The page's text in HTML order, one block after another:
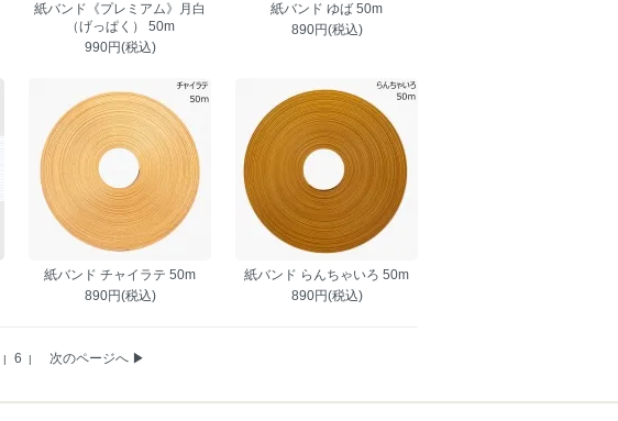
紙バンド《プレミアム》月白
（げっぱく） 50m
990円(税込)
紙バンド ゆば 50m
890円(税込)
紙バンド チャイラテ 50m
890円(税込)
紙バンド らんちゃいろ 50m
890円(税込)
| 6 | 次のページへ ▶